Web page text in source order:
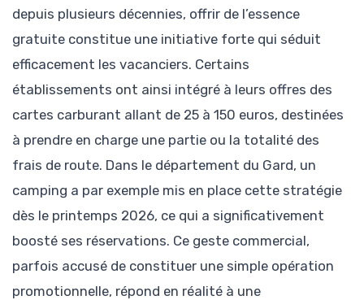
depuis plusieurs décennies, offrir de l’essence
gratuite constitue une initiative forte qui séduit
efficacement les vacanciers. Certains
établissements ont ainsi intégré à leurs offres des
cartes carburant allant de 25 à 150 euros, destinées
à prendre en charge une partie ou la totalité des
frais de route. Dans le département du Gard, un
camping a par exemple mis en place cette stratégie
dès le printemps 2026, ce qui a significativement
boosté ses réservations. Ce geste commercial,
parfois accusé de constituer une simple opération
promotionnelle, répond en réalité à une